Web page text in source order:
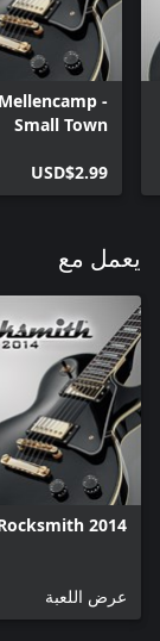
-
Small Town
USD$2.99
يعمل مع
2014
عرض اللعبة